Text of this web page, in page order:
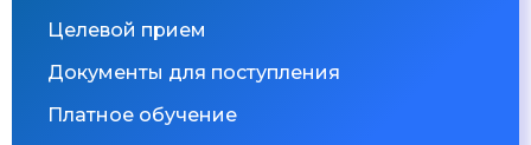
Целевой прием
Документы для поступления
Платное обучение